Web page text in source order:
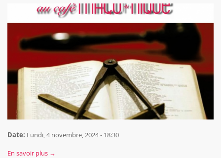
Date: Lundi, 4 novembre, 2024 - 18:30
En savoir plus →